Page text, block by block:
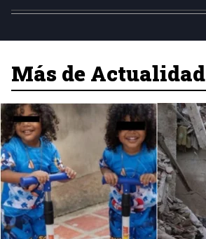
Más de Actualidad